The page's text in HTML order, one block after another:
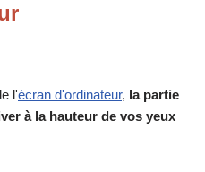
l'écran d'ordinateur, la partie
à la hauteur de vos yeux